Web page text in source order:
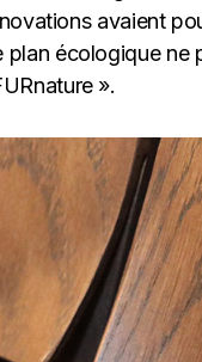
avaient
écologique ne
».